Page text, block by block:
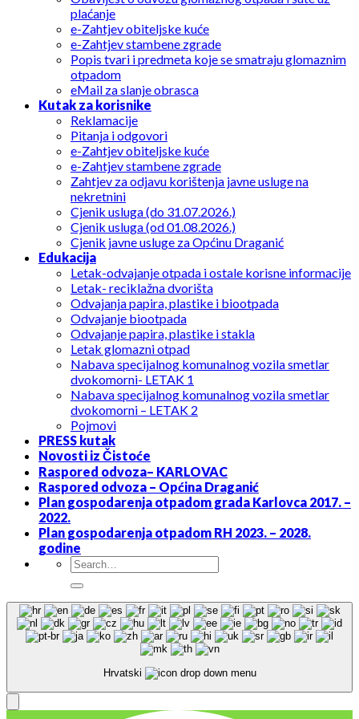
plaćanje
e-Zahtjev obiteljske kuće
e-Zahtjev stambene zgrade
Popis tvari i predmeta koje se smatraju glomaznim
otpadom
eMail za slanje obrasca
Kutak za korisnike
Reklamacije
Pitanja i odgovori
e-Zahtjev obiteljske kuće
e-Zahtjev stambene zgrade
Zahtjev za odjavu korištenja javne usluge na
nekretnini
Cjenik usluga (do 31.07.2026.)
Cjenik usluga (od 01.08.2026.)
Cjenik javne usluge za Općinu Draganić
Edukacija
Letak-odvajanje otpada i ostale korisne informacije
Letak- reciklažna dvorišta
Odvajanja papira, plastike i biootpada
Odvajanje biootpada
Odvajanje papira, plastike i stakla
Letak glomazni otpad
Nabava specijalnog komunalnog vozila smetlar
dvokomorni- LETAK 1
Nabava specijalnog komunalnog vozila smetlar
dvokomorni – LETAK 2
Pojmovi
PRESS kutak
Novosti iz Čistoće
Raspored odvoza– KARLOVAC
Raspored odvoza – Općina Draganić
Plan gospodarenja otpadom grada Karlovca 2017. –
2022.
Plan gospodarenja otpadom RH 2023. – 2028.
godine
Hrvatski